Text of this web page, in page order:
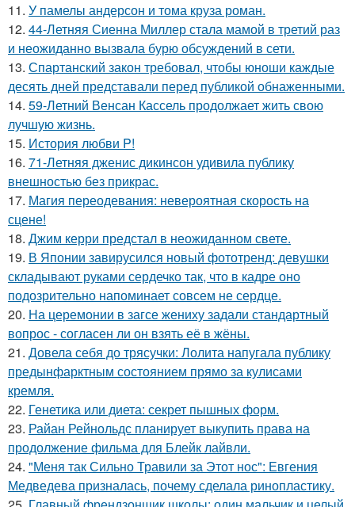
11. У памелы андерсон и тома круза роман.
12. 44-Летняя Сиенна Миллер стала мамой в третий раз
и неожиданно вызвала бурю обсуждений в сети.
13. Спартанский закон требовал, чтобы юноши каждые
десять дней представали перед публикой обнаженными.
14. 59-Летний Венсан Кассель продолжает жить свою
лучшую жизнь.
15. История любви P!
16. 71-Летняя дженис дикинсон удивила публику
внешностью без прикрас.
17. Магия переодевания: невероятная скорость на
сцене!
18. Джим керри предстал в неожиданном свете.
19. В Японии завирусился новый фототренд: девушки
складывают руками сердечко так, что в кадре оно
подозрительно напоминает совсем не сердце.
20. На церемонии в загсе жениху задали стандартный
вопрос - согласен ли он взять её в жёны.
21. Довела себя до трясучки: Лолита напугала публику
предынфарктным состоянием прямо за кулисами
кремля.
22. Генетика или диета: секрет пышных форм.
23. Райан Рейнольдс планирует выкупить права на
продолжение фильма для Блейк лайвли.
24. "Меня так Сильно Травили за Этот нос": Евгения
Медведева призналась, почему сделала ринопластику.